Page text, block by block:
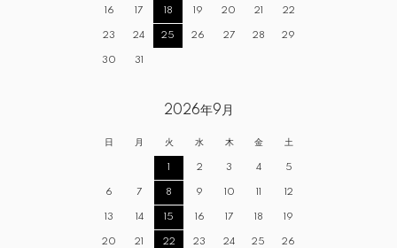
16 17 18 19 20 21 22
23 24 25 26 27 28 29
30 31
2026年9月
日 月 火 水 木 金 土
1 2 3 4 5
6 7 8 9 10 11 12
13 14 15 16 17 18 19
20 21 22 23 24 25 26